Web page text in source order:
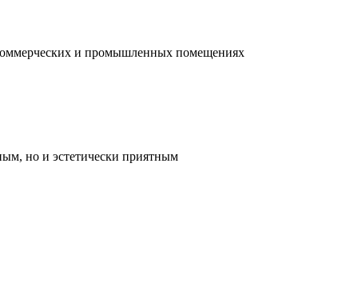
и промышленных помещениях
но и эстетически приятным